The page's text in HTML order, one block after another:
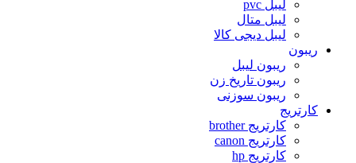
لیبل pvc
لیبل متال
لیبل دیجی کالا
ریبون
ریبون لیبل
ریبون تاریخ زن
ریبون سوزنی
کارتریج
کارتریج brother
کارتریج canon
کارتریج hp